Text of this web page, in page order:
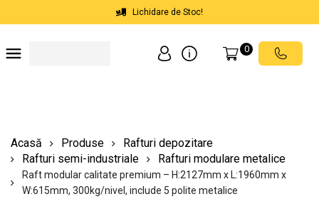
Lichidare de Stoc!
0
Acasă Produse
Rafturi depozitare
Rafturi semi-industriale
Rafturi modulare metalice
Raft modular calitate premium – H:2127mm x L:1960mm x
W:615mm, 300kg/nivel, include 5 polite metalice